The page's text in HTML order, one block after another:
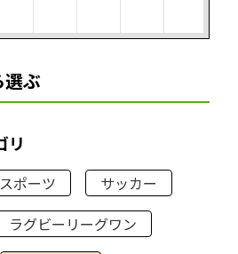
ぶ
リ
スポーツ
サッカー
ラグビーリーグワン